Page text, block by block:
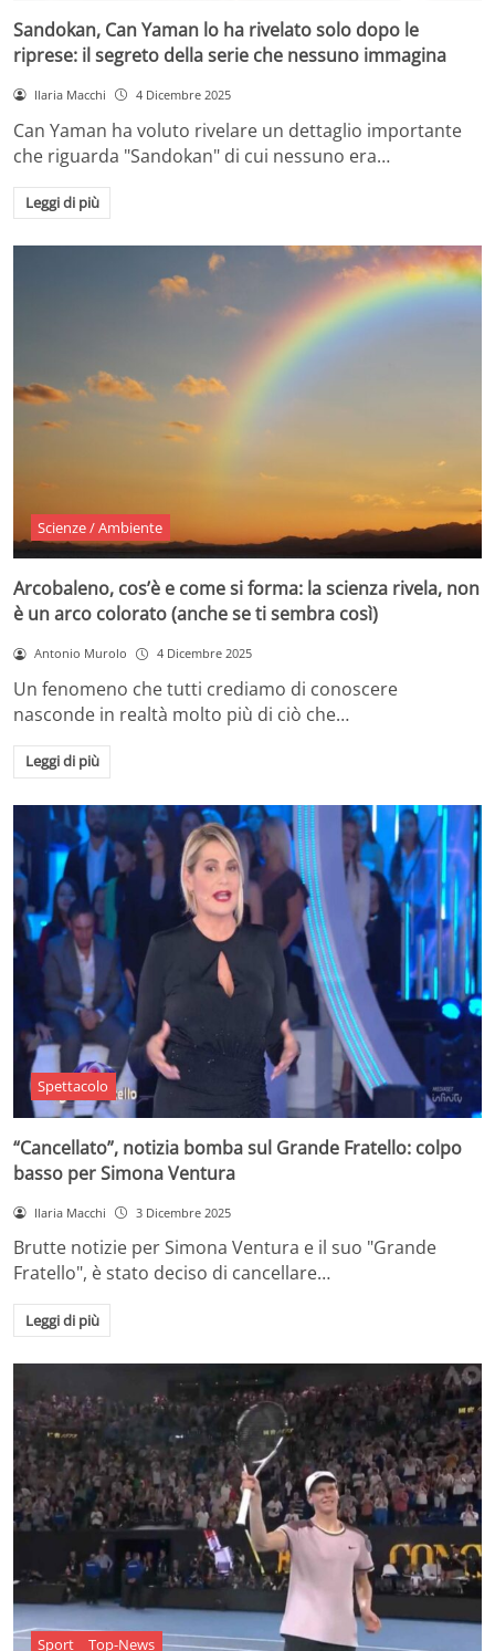
Sandokan, Can Yaman lo ha rivelato solo dopo le
riprese: il segreto della serie che nessuno immagina
Ilaria Macchi 4 Dicembre 2025
Can Yaman ha voluto rivelare un dettaglio importante
che riguarda "Sandokan" di cui nessuno era…
Leggi di più
Scienze / Ambiente
Arcobaleno, cos’è e come si forma: la scienza rivela, non
è un arco colorato (anche se ti sembra così)
Antonio Murolo 4 Dicembre 2025
Un fenomeno che tutti crediamo di conoscere
nasconde in realtà molto più di ciò che…
Leggi di più
Spettacolo
“Cancellato”, notizia bomba sul Grande Fratello: colpo
basso per Simona Ventura
Ilaria Macchi 3 Dicembre 2025
Brutte notizie per Simona Ventura e il suo "Grande
Fratello", è stato deciso di cancellare…
Leggi di più
Sport Top-News